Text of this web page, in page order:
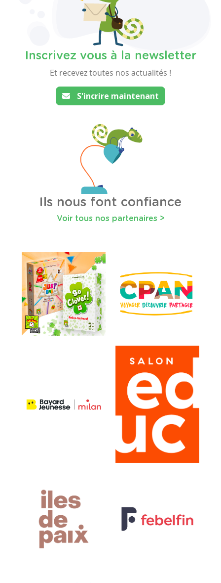
Inscrivez vous à la newsletter
Et recevez toutes nos actualités !
S'incrire maintenant
Ils nous font confiance
Voir tous nos partenaires >